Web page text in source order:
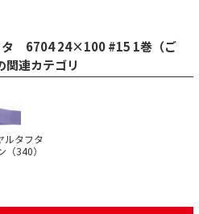
タ 6704 24×100 #15 1巻（ご
関連カテゴリ
ルタフタ
（340）